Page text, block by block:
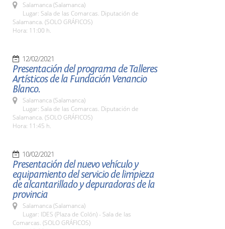
Salamanca (Salamanca)
Lugar: Sala de las Comarcas. Diputación de
Salamanca. (SOLO GRÁFICOS)
Hora: 11:00 h.
12/02/2021
Presentación del programa de Talleres
Artísticos de la Fundación Venancio
Blanco.
Salamanca (Salamanca)
Lugar: Sala de las Comarcas. Diputación de
Salamanca. (SOLO GRÁFICOS)
Hora: 11:45 h.
10/02/2021
Presentación del nuevo vehículo y
equipamiento del servicio de limpieza
de alcantarillado y depuradoras de la
provincia
Salamanca (Salamanca)
Lugar: IDES (Plaza de Colón) - Sala de las
Comarcas. (SOLO GRÁFICOS)